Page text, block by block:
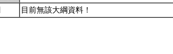
目前無該大綱資料！